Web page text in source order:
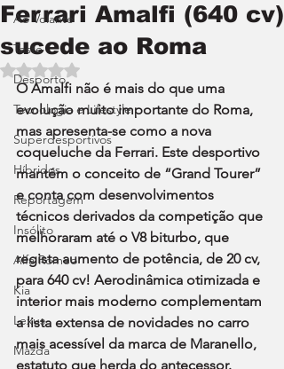
Ao Volante
Teste
Desporto
Tecnologia e Lifestyle
Superdesportivos
Híbridos
Reportagem
Insólito
Alfa Romeo
Kia
Lexus
Mazda
Ferrari Amalfi (640 cv)
sucede ao Roma
Avaliado com NaN de 5 estrelas.
O Amalfi não é mais do que uma
evolução muito importante do Roma,
mas apresenta-se como a nova
coqueluche da Ferrari. Este desportivo
mantém o conceito de “Grand Tourer”
e conta com desenvolvimentos
técnicos derivados da competição que
melhoraram até o V8 biturbo, que
regista aumento de potência, de 20 cv,
para 640 cv! Aerodinâmica otimizada e
interior mais moderno complementam
a lista extensa de novidades no carro
mais acessível da marca de Maranello,
estatuto que herda do antecessor.